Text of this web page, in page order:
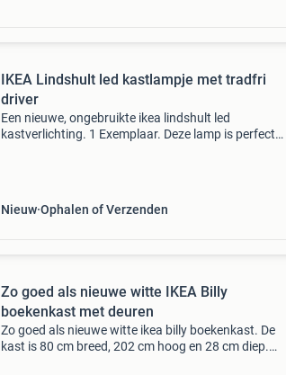
IKEA Lindshult led kastlampje met tradfri
driver
Een nieuwe, ongebruikte ikea lindshult led
kastverlichting. 1 Exemplaar. Deze lamp is perfect
Nieuw Ophalen of Verzenden
Zo goed als nieuwe witte IKEA Billy
boekenkast met deuren
Zo goed als nieuwe witte ikea billy boekenkast. De
kast is 80 cm breed, 202 cm hoog en 28 cm diep.